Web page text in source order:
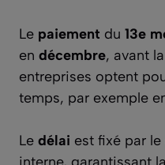
Le paiement du 13e
en décembre, avant la
entreprises optent
temps, par exemple
Le délai est fixé par le